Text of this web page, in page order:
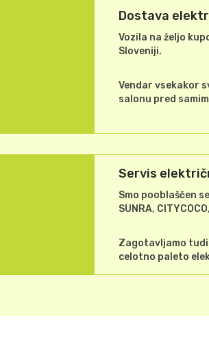
Dostava
Vozila na željo
Sloveniji.
Vendar vsekakor
salonu pred
Servis
Smo pooblaščen
SUNRA,
Zagotavljamo tudi
celotno paleto